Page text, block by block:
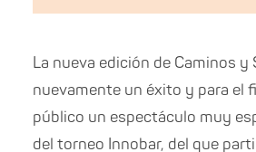
La nueva edición de Caminos y
nuevamente un éxito y para el
público un espectáculo muy
del torneo Innobar, del que